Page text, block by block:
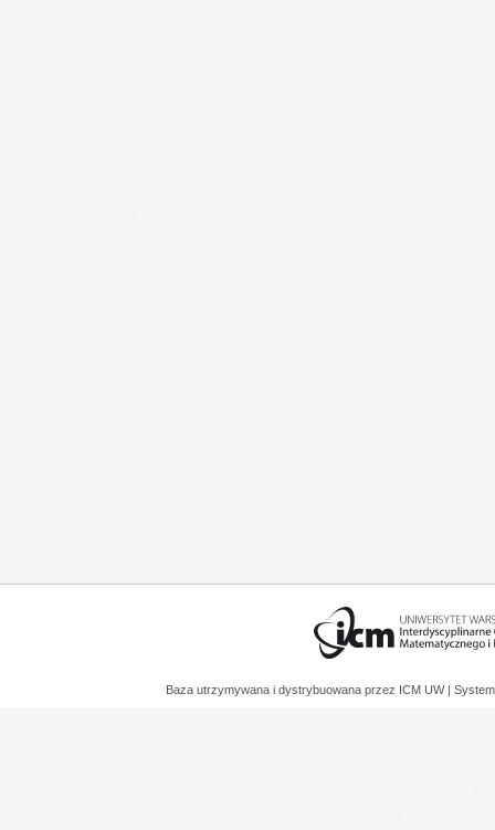
Baza utrzymywana i dystrybuowana przez ICM UW |